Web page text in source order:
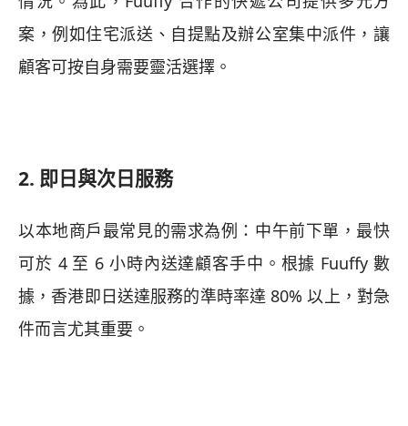
案，例如住宅派送、自提點及辦公室集中派件，讓
顧客可按自身需要靈活選擇。
2. 即日與次日服務
以本地商戶最常見的需求為例：中午前下單，最快
可於 4 至 6 小時內送達顧客手中。根據 Fuuffy 數
據，香港即日送達服務的準時率達 80% 以上，對急
件而言尤其重要。